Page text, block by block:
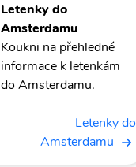
Letenky do
Amsterdamu
Koukni na přehledné
informace k letenkám
do Amsterdamu.
Letenky do
Amsterdamu